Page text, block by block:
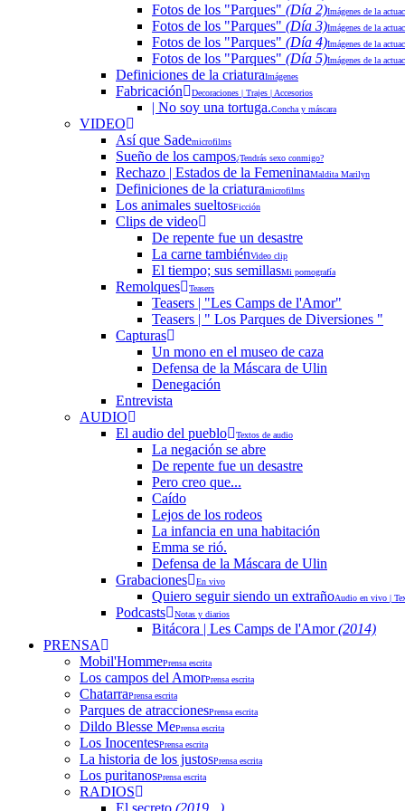
Fotos de los "Parques" (Día 2)Imágenes de la
Fotos de los "Parques" (Día 3)Imágenes de la
Fotos de los "Parques" (Día 4)Imágenes de la
Fotos de los "Parques" (Día 5)Imágenes de la
Definiciones de la criaturaImágenes
Fabricación Decoraciones | Trajes | Accesorios
| No soy una tortuga.Concha y máscara
VIDEO
Así que Sademicrofilms
Sueño de los campos¿Tendrás sexo conmigo?
Rechazo | Estados de la FemeninaMaldita Marilyn
Definiciones de la criaturamicrofilms
Los animales sueltosFicción
Clips de video
De repente fue un desastre
La carne tambiénVideo clip
El tiempo; sus semillasMi pornografía
Remolques Teasers
Teasers | "Les Camps de l'Amor"
Teasers | " Los Parques de Diversiones "
Capturas
Un mono en el museo de caza
Defensa de la Máscara de Ulin
Denegación
Entrevista
AUDIO
El audio del pueblo
Textos de audio
La negación se abre
De repente fue un desastre
Pero creo que...
Caído
Lejos de los rodeos
La infancia en una habitación
Emma se rió.
Defensa de la Máscara de Ulin
Grabaciones
En vivo
Quiero seguir siendo un extrañoAudio en vivo |
Podcasts Notas y diarios
Bitácora | Les Camps de l'Amor(2014)
PRENSA
Mobil'HommePrensa escrita
Los campos del AmorPrensa escrita
ChatarraPrensa escrita
Parques de atraccionesPrensa escrita
Dildo Blesse MePrensa escrita
Los InocentesPrensa escrita
La historia de los justosPrensa escrita
Los puritanosPrensa escrita
RADIOS
El secreto (2019...)